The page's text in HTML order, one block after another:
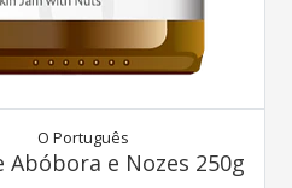
O Português
Abóbora e Nozes 250g